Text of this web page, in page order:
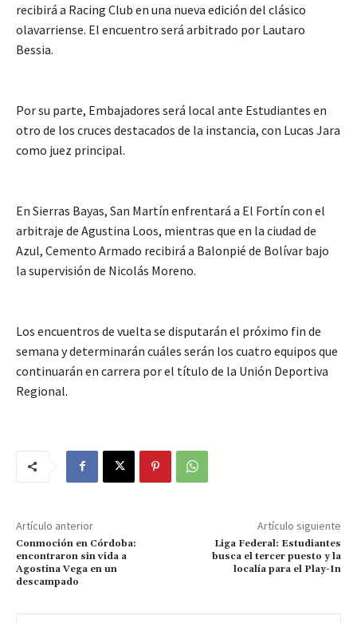
recibirá a Racing Club en una nueva edición del clásico
olavarriense. El encuentro será arbitrado por Lautaro
Bessia.
Por su parte, Embajadores será local ante Estudiantes en
otro de los cruces destacados de la instancia, con Lucas Jara
como juez principal.
En Sierras Bayas, San Martín enfrentará a El Fortín con el
arbitraje de Agustina Loos, mientras que en la ciudad de
Azul, Cemento Armado recibirá a Balonpié de Bolívar bajo
la supervisión de Nicolás Moreno.
Los encuentros de vuelta se disputarán el próximo fin de
semana y determinarán cuáles serán los cuatro equipos que
continuarán en carrera por el título de la Unión Deportiva
Regional.
Artículo anterior
Conmoción en Córdoba:
encontraron sin vida a
Agostina Vega en un
descampado
Artículo siguiente
Liga Federal: Estudiantes
busca el tercer puesto y la
localía para el Play-In